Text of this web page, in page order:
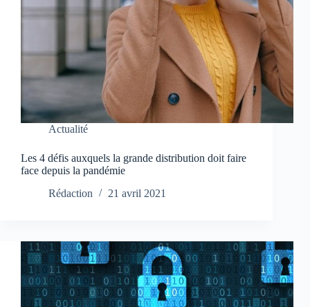
Actualité
Les 4 défis auxquels la grande distribution doit faire
face depuis la pandémie
Rédaction
21 avril 2021